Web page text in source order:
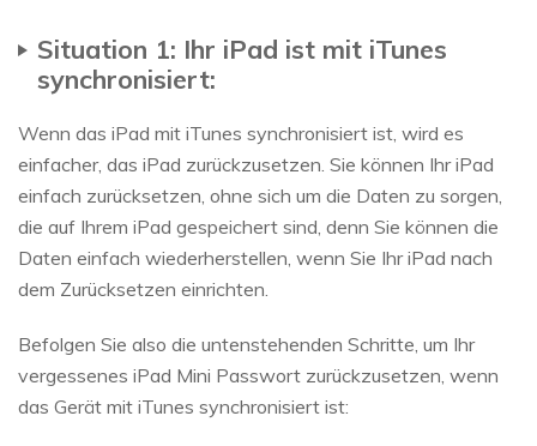
Situation 1: Ihr iPad ist mit iTunes
synchronisiert:
Wenn das iPad mit iTunes synchronisiert ist, wird es
einfacher, das iPad zurückzusetzen. Sie können Ihr iPad
einfach zurücksetzen, ohne sich um die Daten zu sorgen,
die auf Ihrem iPad gespeichert sind, denn Sie können die
Daten einfach wiederherstellen, wenn Sie Ihr iPad nach
dem Zurücksetzen einrichten.
Befolgen Sie also die untenstehenden Schritte, um Ihr
vergessenes iPad Mini Passwort zurückzusetzen, wenn
das Gerät mit iTunes synchronisiert ist: